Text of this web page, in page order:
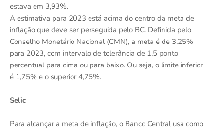
estava em 3,93%.
A estimativa para 2023 está acima do centro da meta de
inflação que deve ser perseguida pelo BC. Definida pelo
Conselho Monetário Nacional (CMN), a meta é de 3,25%
para 2023, com intervalo de tolerância de 1,5 ponto
percentual para cima ou para baixo. Ou seja, o limite inferior
é 1,75% e o superior 4,75%.
Selic
Para alcançar a meta de inflação, o Banco Central usa como